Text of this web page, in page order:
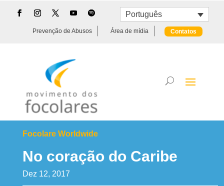
Português
Prevenção de Abusos Área de mídia Contatos
Focolare Worldwide
No coração do Caribe
Dez 12, 2017